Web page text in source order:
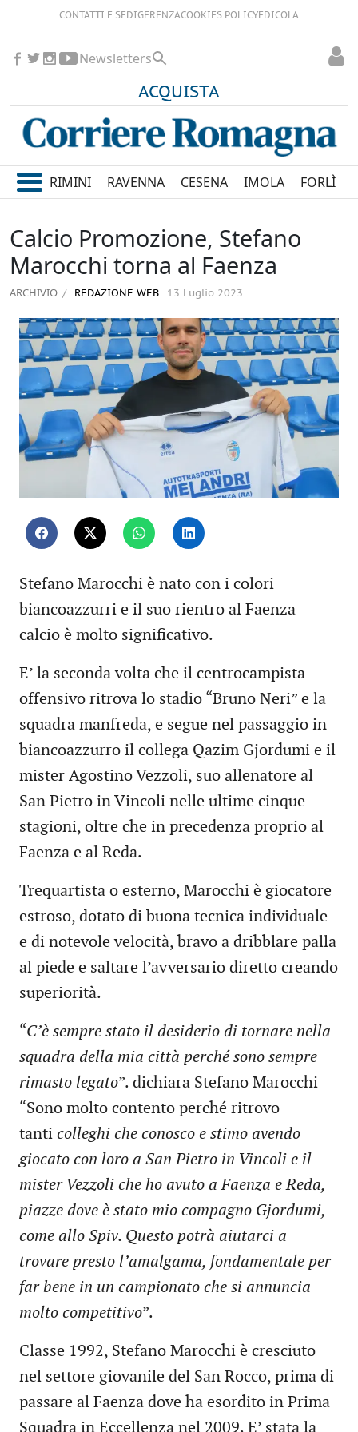
CONTATTI E SEDIGERENZACOOKIES POLICYEDICOLA
ACQUISTA
Newsletters
RIMINI RAVENNA CESENA IMOLA FORLÌ
Calcio Promozione, Stefano
Marocchi torna al Faenza
ARCHIVIO REDAZIONE WEB 13 Luglio 2023
Stefano Marocchi è nato con i colori
biancoazzurri e il suo rientro al Faenza
calcio è molto significativo.
E’ la seconda volta che il centrocampista
offensivo ritrova lo stadio “Bruno Neri” e la
squadra manfreda, e segue nel passaggio in
biancoazzurro il collega Qazim Gjordumi e il
mister Agostino Vezzoli, suo allenatore al
San Pietro in Vincoli nelle ultime cinque
stagioni, oltre che in precedenza proprio al
Faenza e al Reda.
Trequartista o esterno, Marocchi è giocatore
estroso, dotato di buona tecnica individuale
e di notevole velocità, bravo a dribblare palla
al piede e saltare l’avversario diretto creando
superiorità.
“C’è sempre stato il desiderio di tornare nella
squadra della mia città perché sono sempre
rimasto legato”. dichiara Stefano Marocchi
“Sono molto contento perché ritrovo
tanti colleghi che conosco e stimo avendo
giocato con loro a San Pietro in Vincoli e il
mister Vezzoli che ho avuto a Faenza e Reda,
piazze dove è stato mio compagno Gjordumi,
come allo Spiv. Questo potrà aiutarci a
trovare presto l’amalgama, fondamentale per
far bene in un campionato che si annuncia
molto competitivo”.
Classe 1992, Stefano Marocchi è cresciuto
nel settore giovanile del San Rocco, prima di
passare al Faenza dove ha esordito in Prima